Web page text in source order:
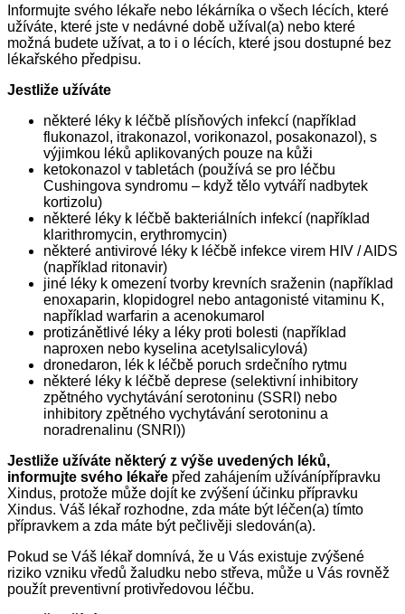
Informujte svého lékaře nebo lékárníka o všech lécích, které
užíváte, které jste v nedávné době užíval(a) nebo které
možná budete užívat, a to i o lécích, které jsou dostupné bez
lékařského předpisu.
Jestliže užíváte
některé léky k léčbě plísňových infekcí (například
flukonazol, itrakonazol, vorikonazol, posakonazol), s
výjimkou léků aplikovaných pouze na kůži
ketokonazol v tabletách (používá se pro léčbu
Cushingova syndromu – když tělo vytváří nadbytek
kortizolu)
některé léky k léčbě bakteriálních infekcí (například
klarithromycin, erythromycin)
některé antivirové léky k léčbě infekce virem HIV / AIDS
(například ritonavir)
jiné léky k omezení tvorby krevních sraženin (například
enoxaparin, klopidogrel nebo antagonisté vitaminu K,
například warfarin a acenokumarol
protizánětlivé léky a léky proti bolesti (například
naproxen nebo kyselina acetylsalicylová)
dronedaron, lék k léčbě poruch srdečního rytmu
některé léky k léčbě deprese (selektivní inhibitory
zpětného vychytávání serotoninu (SSRI) nebo
inhibitory zpětného vychytávání serotoninu a
noradrenalinu (SNRI))
Jestliže užíváte některý z výše uvedených léků,
informujte svého lékaře před zahájením užívánípřípravku
Xindus, protože může dojít ke zvýšení účinku přípravku
Xindus. Váš lékař rozhodne, zda máte být léčen(a) tímto
přípravkem a zda máte být pečlivěji sledován(a).
Pokud se Váš lékař domnívá, že u Vás existuje zvýšené
riziko vzniku vředů žaludku nebo střeva, může u Vás rovněž
použít preventivní protivředovou léčbu.